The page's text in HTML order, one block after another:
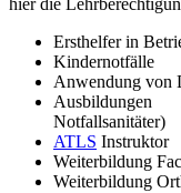
Ersthelfer in
Kindernotfälle
Anwendung von
Ausbildungen
Notfallsanitäter)
ATLS Instruktor
Weiterbildung
Weiterbildung